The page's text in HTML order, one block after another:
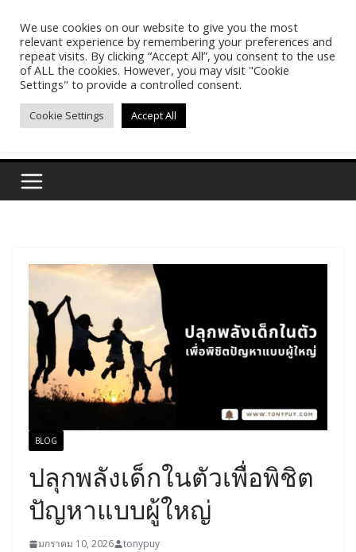
contentPasakon Puypong
(tonypuy)
เปิดพื้นที่การเรียนรู้และพร้อมแบ่งปันของผม
BLOG
ปลุกพลังเด็กในตัวเพื่อพิชิต
ปัญหาแบบผู้ใหญ่
มกราคม 10, 2026 tonypuy
We use cookies on our website to give you the most
relevant experience by remembering your preferences and
repeat visits. By clicking “Accept All”, you consent to the use
of ALL the cookies. However, you may visit "Cookie
Settings" to provide a controlled consent.
Cookie Settings Accept All